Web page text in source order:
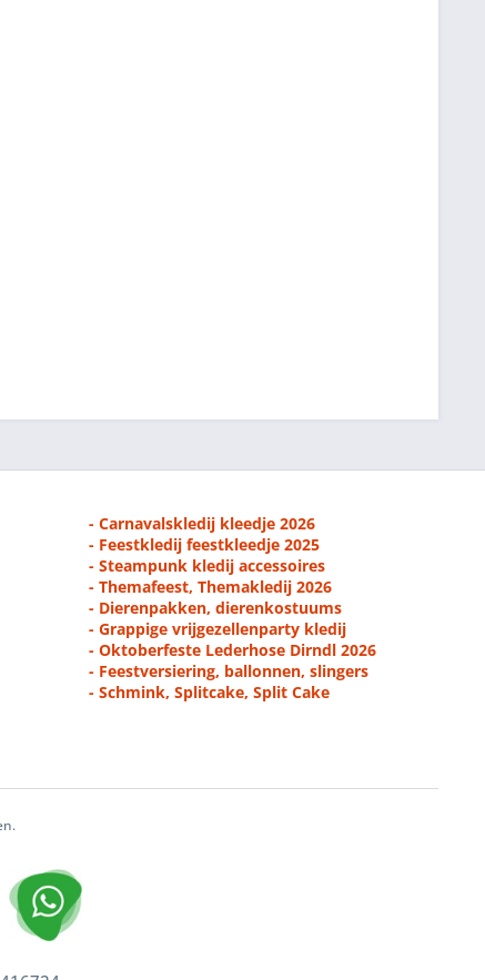
- Carnavalskledij kleedje 2026
- Feestkledij feestkleedje 2025
- Steampunk kledij accessoires
- Themafeest, Themakledij 2026
- Dierenpakken, dierenkostuums
- Grappige vrijgezellenparty kledij
- Oktoberfeste Lederhose Dirndl 2026
- Feestversiering, ballonnen, slingers
- Schmink, Splitcake, Split Cake